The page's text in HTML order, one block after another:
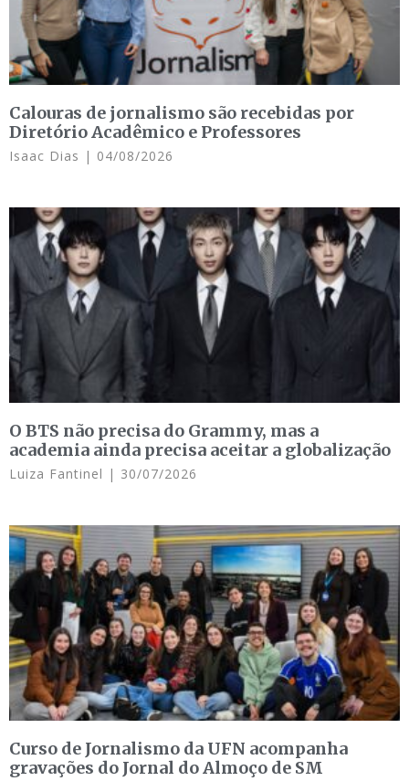
Calouras de jornalismo são recebidas por
Diretório Acadêmico e Professores
Isaac Dias 04/08/2026
O BTS não precisa do Grammy, mas a
academia ainda precisa aceitar a globalização
Luiza Fantinel 30/07/2026
Curso de Jornalismo da UFN acompanha
gravações do Jornal do Almoço de SM